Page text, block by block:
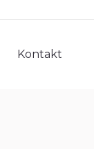
Kontakt
Kontakt